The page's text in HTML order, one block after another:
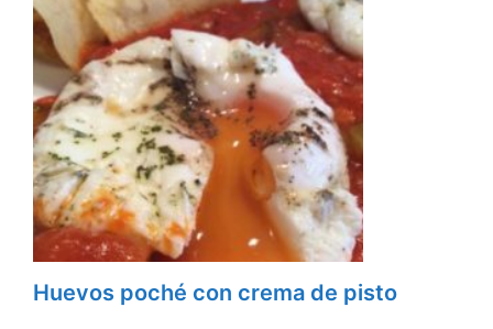
Huevos poché con crema de pisto